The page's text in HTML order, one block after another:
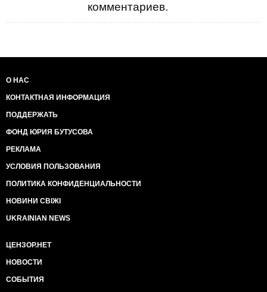
комментариев.
О НАС
КОНТАКТНАЯ ИНФОРМАЦИЯ
ПОДДЕРЖАТЬ
ФОНД ЮРИЯ БУТУСОВА
РЕКЛАМА
УСЛОВИЯ ПОЛЬЗОВАНИЯ
ПОЛИТИКА КОНФИДЕНЦИАЛЬНОСТИ
НОВИНИ СВІЖІ
UKRAINIAN NEWS
ЦЕНЗОР.НЕТ
НОВОСТИ
СОБЫТИЯ